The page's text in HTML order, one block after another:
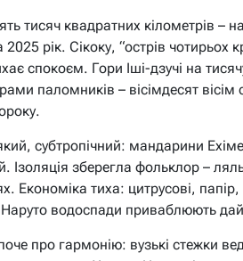
тисяч квадратних кілометрів –
2025 рік. Сікоку, “острів чотирьох
спокоєм. Гори Іші-дзучі на
паломників – вісімдесят
субтропічний: мандарини
Ізоляція зберегла фольклор –
Економіка тиха: цитрусові,
водоспади приваблюють
про гармонію: вузькі стежки